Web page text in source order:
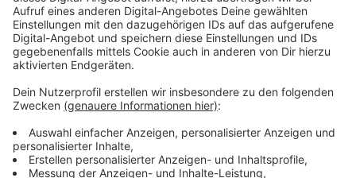
Tickets, deren Preis sich geändert hat, gelten noch bis
zum 30. September. Das Deutschlandticket ist von
der Preiserhöhung ausgeschlossen.Die ausführliche
Anzeige
Weitere Meldungen aus Leverkusen